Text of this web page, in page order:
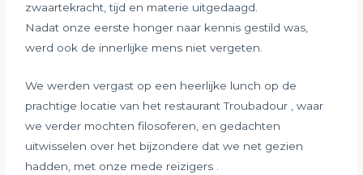
zwaartekracht, tijd en materie uitgedaagd.
Nadat onze eerste honger naar kennis gestild was,
werd ook de innerlijke mens niet vergeten.
We werden vergast op een heerlijke lunch op de
prachtige locatie van het restaurant Troubadour , waar
we verder mochten filosoferen, en gedachten
uitwisselen over het bijzondere dat we net gezien
hadden, met onze mede reizigers .